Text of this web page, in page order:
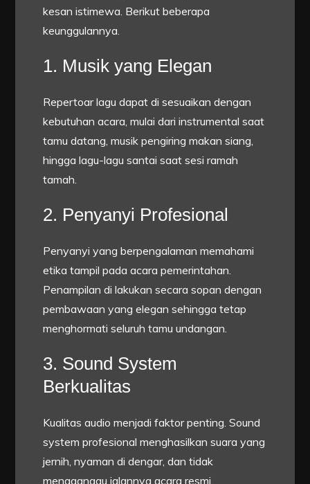
kesan istimewa. Berikut beberapa
keunggulannya.
1. Musik yang Elegan
Repertoar lagu dapat di sesuaikan dengan
kebutuhan acara, mulai dari instrumental saat
tamu datang, musik pengiring makan siang,
hingga lagu-lagu santai saat sesi ramah
tamah.
2. Penyanyi Profesional
Penyanyi yang berpengalaman memahami
etika tampil pada acara pemerintahan.
Penampilan di lakukan secara sopan dengan
pembawaan yang elegan sehingga tetap
menghormati seluruh tamu undangan.
3. Sound System
Berkualitas
Kualitas audio menjadi faktor penting. Sound
system profesional menghasilkan suara yang
jernih, nyaman di dengar, dan tidak
mengganggu jalannya acara resmi.